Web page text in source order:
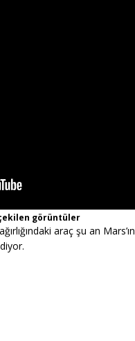
görüntüler
araç şu an